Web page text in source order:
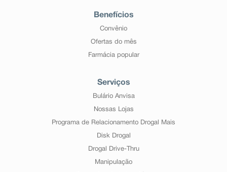
Benefícios
Convênio
Ofertas do mês
Farmácia popular
Serviços
Bulário Anvisa
Nossas Lojas
Programa de Relacionamento Drogal Mais
Disk Drogal
Drogal Drive-Thru
Manipulação